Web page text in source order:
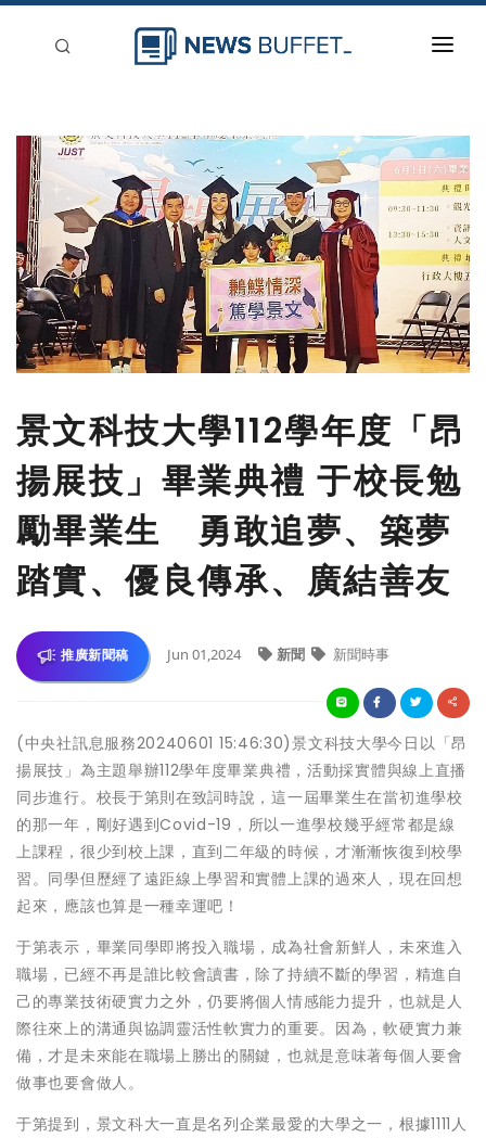
新聞稿分類
登入
刊登
景文科技大學112學年度「昂
揚展技」畢業典禮 于校長勉
勵畢業生 勇敢追夢、築夢
踏實、優良傳承、廣結善友
推廣新聞稿 Jun 01,2024 新聞 新聞時事
(中央社訊息服務20240601 15:46:30)景文科技大學今日以「昂
揚展技」為主題舉辦112學年度畢業典禮，活動採實體與線上直播
同步進行。校長于第則在致詞時說，這一屆畢業生在當初進學校
的那一年，剛好遇到Covid-19，所以一進學校幾乎經常都是線
上課程，很少到校上課，直到二年級的時候，才漸漸恢復到校學
習。同學但歷經了遠距線上學習和實體上課的過來人，現在回想
起來，應該也算是一種幸運吧！
于第表示，畢業同學即將投入職場，成為社會新鮮人，未來進入
職場，已經不再是誰比較會讀書，除了持續不斷的學習，精進自
己的專業技術硬實力之外，仍要將個人情感能力提升，也就是人
際往來上的溝通與協調靈活性軟實力的重要。因為，軟硬實力兼
備，才是未來能在職場上勝出的關鍵，也就是意味著每個人要會
做事也要會做人。
于第提到，景文科大一直是名列企業最愛的大學之一，根據1111人